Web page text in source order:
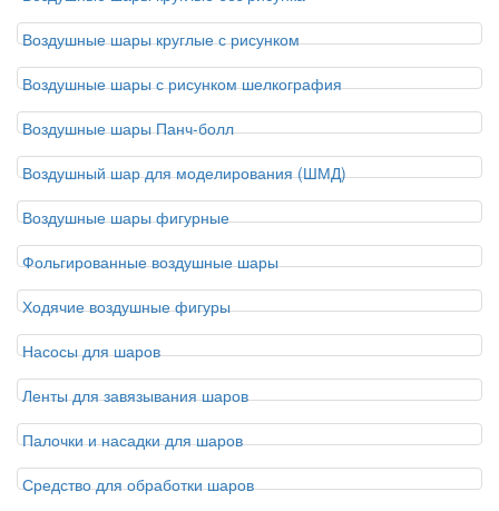
Воздушные шары круглые с рисунком
Воздушные шары с рисунком шелкография
Воздушные шары Панч-болл
Воздушный шар для моделирования (ШМД)
Воздушные шары фигурные
Фольгированные воздушные шары
Ходячие воздушные фигуры
Насосы для шаров
Ленты для завязывания шаров
Палочки и насадки для шаров
Средство для обработки шаров